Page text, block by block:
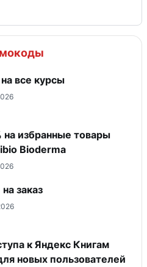
все курсы
на избранные товары
Bioderma
заказ
к Яндекс Книгам
новых пользователей